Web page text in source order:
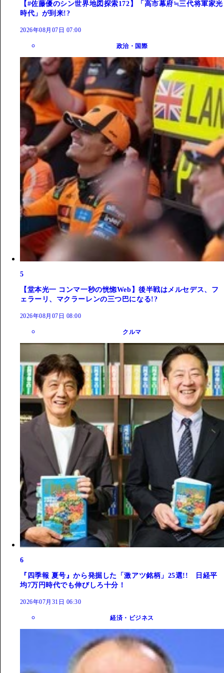
【#佐藤優のシン世界地図探索172】「高市幕府≒三代将軍家光
時代」が到来!?
2026年08月07日 07:00
政治・国際
5
【堂本光一 コンマ一秒の恍惚Web】後半戦はメルセデス、フ
ェラーリ、マクラーレンの三つ巴になる!?
2026年08月07日 08:00
クルマ
6
『四季報 夏号』から発掘した「激アツ銘柄」25選!! 日経平
均7万円時代でも伸びしろ十分！
2026年07月31日 06:30
経済・ビジネス